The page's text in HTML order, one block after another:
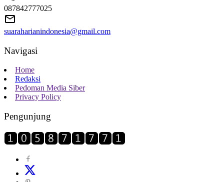
087842777025
suaraharianindonesia@gmail.com
Navigasi
Home
Redaksi
Pedoman Media Siber
Privacy Policy
Pengunjung